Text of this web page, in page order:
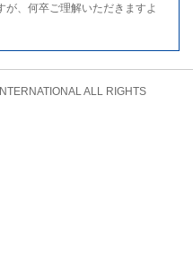
、何卒ご理解いただきますよ